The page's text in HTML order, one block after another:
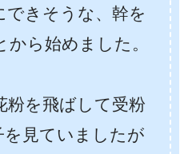
できそうな、幹を
から始めました。
粉を飛ばして受粉
を見ていましたが